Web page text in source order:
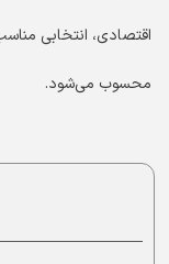
اقتصادی، انتخابی
محسوب می‌شود.